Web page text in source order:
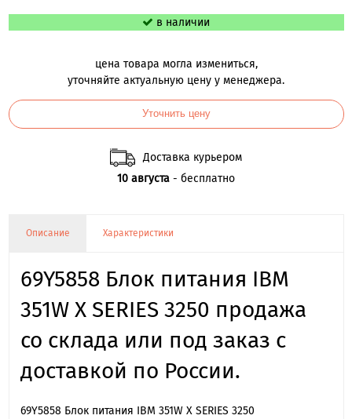
в наличии
цена товара могла измениться,
уточняйте актуальную цену у менеджера.
Уточнить цену
Доставка курьером
10 августа - бесплатно
Описание Характеристики
69Y5858 Блок питания IBM
351W X SERIES 3250 продажа
со склада или под заказ с
доставкой по России.
69Y5858 Блок питания IBM 351W X SERIES 3250